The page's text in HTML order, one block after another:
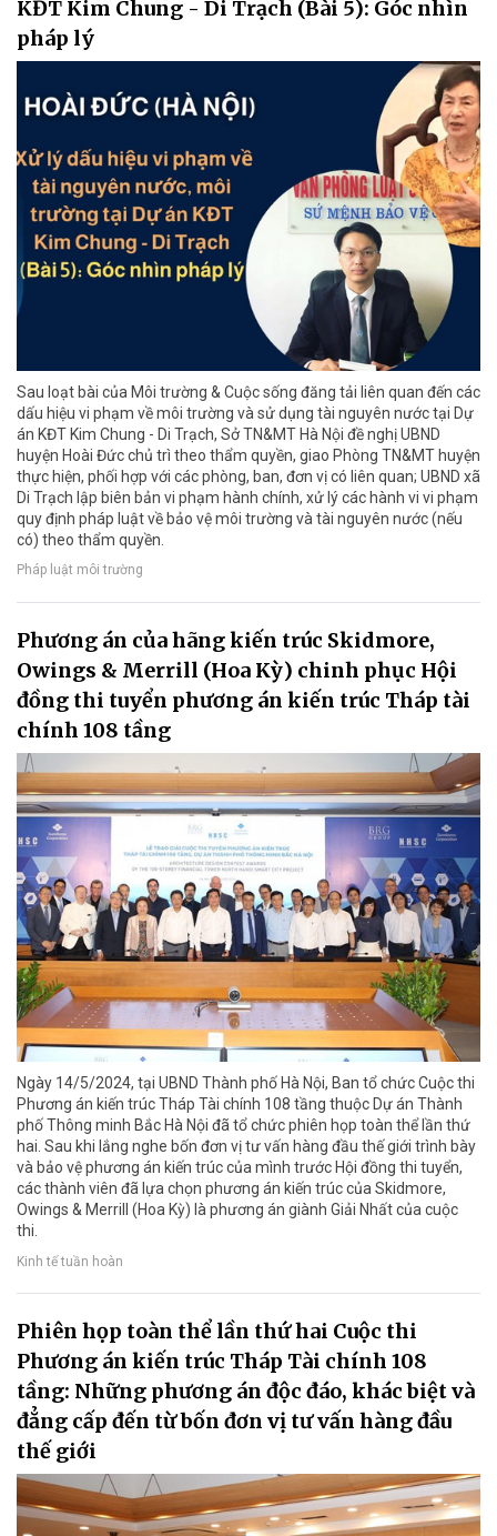
KĐT Kim Chung - Di Trạch (Bài 5): Góc nhìn
pháp lý
Sau loạt bài của Môi trường & Cuộc sống đăng tải liên quan đến các
dấu hiệu vi phạm về môi trường và sử dụng tài nguyên nước tại Dự
án KĐT Kim Chung - Di Trạch, Sở TN&MT Hà Nội đề nghị UBND
huyện Hoài Đức chủ trì theo thẩm quyền, giao Phòng TN&MT huyện
thực hiện, phối hợp với các phòng, ban, đơn vị có liên quan; UBND xã
Di Trạch lập biên bản vi phạm hành chính, xử lý các hành vi vi phạm
quy định pháp luật về bảo vệ môi trường và tài nguyên nước (nếu
có) theo thẩm quyền.
Pháp luật môi trường
Phương án của hãng kiến trúc Skidmore,
Owings & Merrill (Hoa Kỳ) chinh phục Hội
đồng thi tuyển phương án kiến trúc Tháp tài
chính 108 tầng
Ngày 14/5/2024, tại UBND Thành phố Hà Nội, Ban tổ chức Cuộc thi
Phương án kiến trúc Tháp Tài chính 108 tầng thuộc Dự án Thành
phố Thông minh Bắc Hà Nội đã tổ chức phiên họp toàn thể lần thứ
hai. Sau khi lắng nghe bốn đơn vị tư vấn hàng đầu thế giới trình bày
và bảo vệ phương án kiến trúc của mình trước Hội đồng thi tuyển,
các thành viên đã lựa chọn phương án kiến trúc của Skidmore,
Owings & Merrill (Hoa Kỳ) là phương án giành Giải Nhất của cuộc
thi.
Kinh tế tuần hoàn
Phiên họp toàn thể lần thứ hai Cuộc thi
Phương án kiến trúc Tháp Tài chính 108
tầng: Những phương án độc đáo, khác biệt và
đẳng cấp đến từ bốn đơn vị tư vấn hàng đầu
thế giới